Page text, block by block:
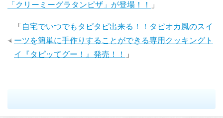
「クリーミーグラタンピザ」が登場！！
」
「 自宅でいつでもタピタピ出来る！！タピオカ風のスイ
ーツを簡単に手作りすることができる専用クッキングト
イ『タピッてグー！』発売！！
」